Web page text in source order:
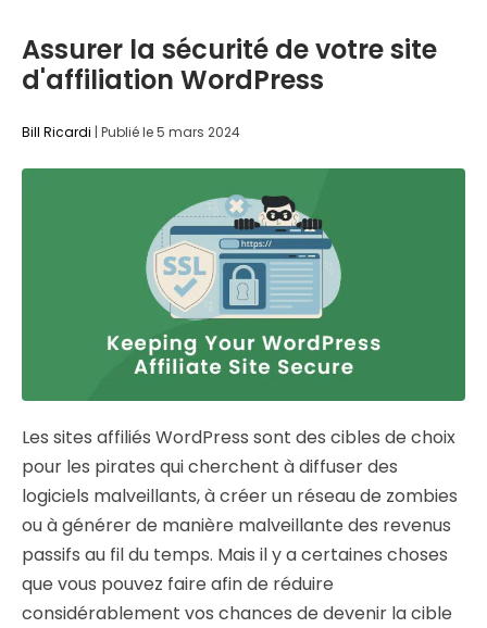
Assurer la sécurité de votre site
d'affiliation WordPress
Bill Ricardi | Publié le5 mars 2024
Les sites affiliés WordPress sont des cibles de choix
pour les pirates qui cherchent à diffuser des
logiciels malveillants, à créer un réseau de zombies
ou à générer de manière malveillante des revenus
passifs au fil du temps. Mais il y a certaines choses
que vous pouvez faire afin de réduire
considérablement vos chances de devenir la cible